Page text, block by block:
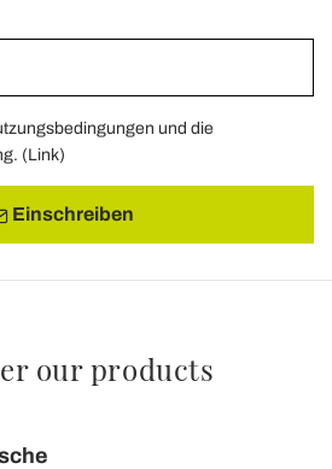
und die
(Link)
Einschreiben
our products